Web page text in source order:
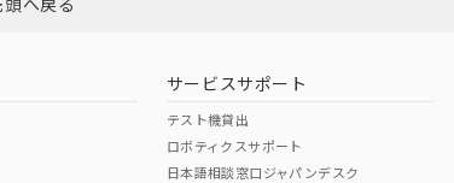
アメリカ
サービスサポート
テスト機貸出
ロボティクスサポート
日本語相談窓口ジャパンデスク